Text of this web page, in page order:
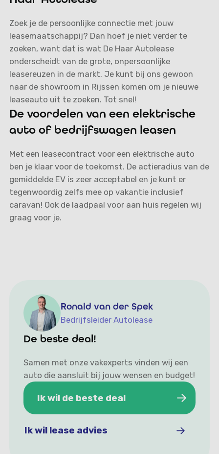
Zoek je de persoonlijke connectie met jouw
leasemaatschappij? Dan hoef je niet verder te
zoeken, want dat is wat De Haar Autolease
onderscheidt van de grote, onpersoonlijke
leasereuzen in de markt. Je kunt bij ons gewoon
naar de showroom in Rijssen komen om je nieuwe
leaseauto uit te zoeken. Tot snel!
De voordelen van een elektrische
auto of bedrijfswagen leasen
Met een leasecontract voor een elektrische auto
ben je klaar voor de toekomst. De actieradius van de
gemiddelde EV is zeer acceptabel en je kunt er
tegenwoordig zelfs mee op vakantie inclusief
caravan! Ook de laadpaal voor aan huis regelen wij
graag voor je.
Ronald van der Spek
Bedrijfsleider Autolease
De beste deal!
Samen met onze vakexperts vinden wij een
auto die aansluit bij jouw wensen en budget!
Ik wil de beste deal
Ik wil de beste deal
Ik wil lease advies